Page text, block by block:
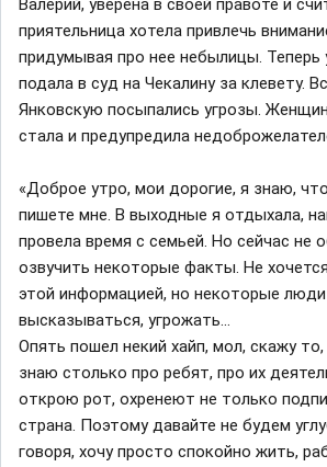
Валерий, уверена в своей правоте и
приятельница хотела привлечь
придумывая про нее небылицы. Теперь
подала в суд на Чекалину за клевету.
Янковскую посыпались угрозы.
стала и предупредила
«Доброе утро, мои дорогие, я знаю,
пишете мне. В выходные я отдыхала,
провела время с семьей. Но сейчас не
озвучить некоторые факты. Не
этой информацией, но некоторые люди
высказываться, угрожать…
Опять пошел некий хайп, мол, скажу
знаю столько про ребят, про их
открою рот, охренеют не только
страна. Поэтому давайте не будем
говоря, хочу просто спокойно жить,